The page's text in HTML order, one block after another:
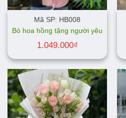
Mã SP: HB008
Bó hoa hồng tặng người yêu
1.049.000₫